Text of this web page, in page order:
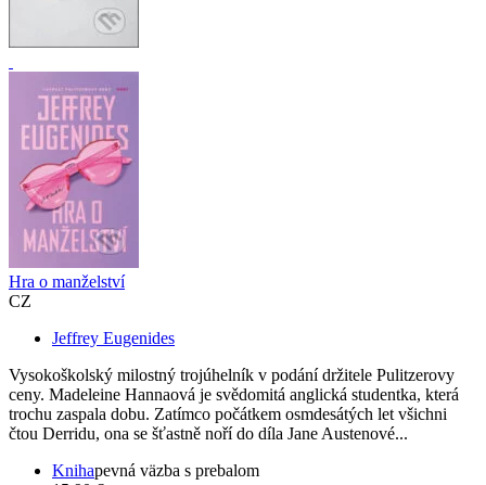
Hra o manželství
CZ
Jeffrey Eugenides
Vysokoškolský milostný trojúhelník v podání držitele Pulitzerovy
ceny. Madeleine Hannaová je svědomitá anglická studentka, která
trochu zaspala dobu. Zatímco počátkem osmdesátých let všichni
čtou Derridu, ona se šťastně noří do díla Jane Austenové...
Knihapevná väzba s prebalom